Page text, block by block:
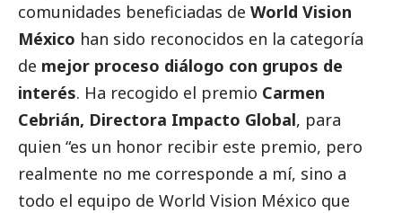
comunidades beneficiadas de World Vision
México han sido reconocidos en la categoría
de mejor proceso diálogo con grupos de
interés. Ha recogido el premio Carmen
Cebrián, Directora Impacto Global, para
quien “es un honor recibir este premio, pero
realmente no me corresponde a mí, sino a
todo el equipo de World Vision México que